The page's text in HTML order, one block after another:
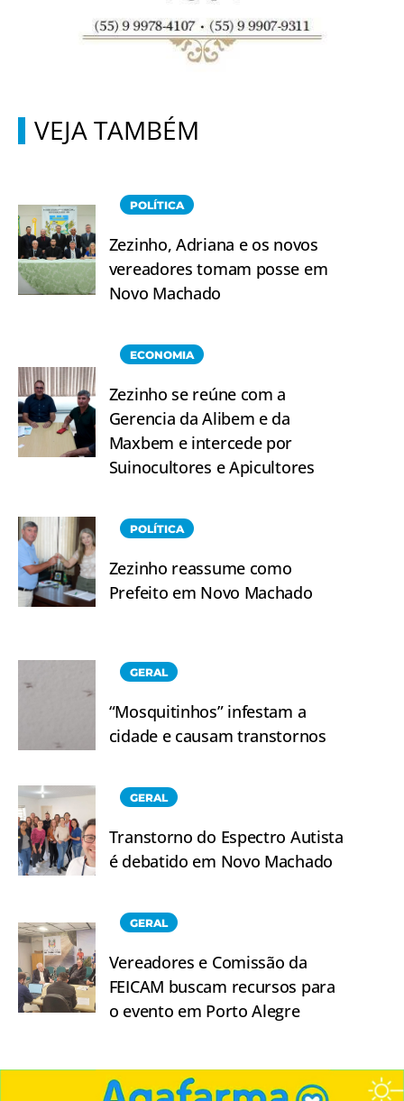
VEJA TAMBÉM
POLÍTICA
Zezinho, Adriana e os novos
vereadores tomam posse em
Novo Machado
ECONOMIA
Zezinho se reúne com a
Gerencia da Alibem e da
Maxbem e intercede por
Suinocultores e Apicultores
POLÍTICA
Zezinho reassume como
Prefeito em Novo Machado
GERAL
“Mosquitinhos” infestam a
cidade e causam transtornos
GERAL
Transtorno do Espectro Autista
é debatido em Novo Machado
GERAL
Vereadores e Comissão da
FEICAM buscam recursos para
o evento em Porto Alegre